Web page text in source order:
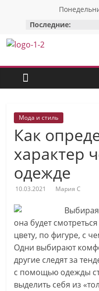
содержимому
Последние:
сайт
стиле
красоте:
только
полезные
советы
для
женщины
Мода и стиль
Как
характер
одежде
10.03.2021 Мария С
она будет
цвету, по фигуре, с
Одни выбирают
другие следят за
с помощью одежды
выделить себя из